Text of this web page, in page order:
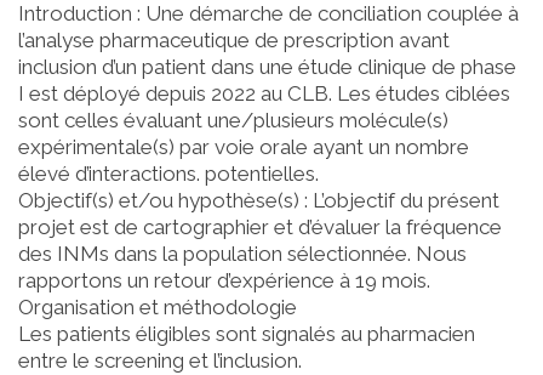
Introduction : Une démarche de conciliation couplée à
l’analyse pharmaceutique de prescription avant
inclusion d’un patient dans une étude clinique de phase
I est déployé depuis 2022 au CLB. Les études ciblées
sont celles évaluant une/plusieurs molécule(s)
expérimentale(s) par voie orale ayant un nombre
élevé d’interactions. potentielles.
Objectif(s) et/ou hypothèse(s) : L’objectif du présent
projet est de cartographier et d’évaluer la fréquence
des INMs dans la population sélectionnée. Nous
rapportons un retour d’expérience à 19 mois.
Organisation et méthodologie
Les patients éligibles sont signalés au pharmacien
entre le screening et l’inclusion.